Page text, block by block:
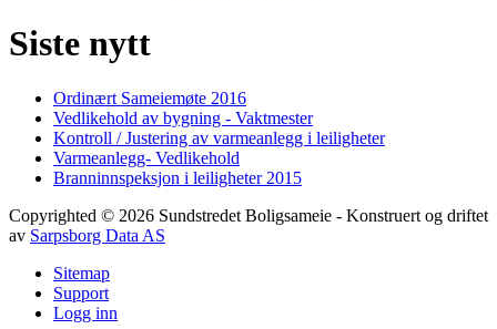
Siste nytt
Ordinært Sameiemøte 2016
Vedlikehold av bygning - Vaktmester
Kontroll / Justering av varmeanlegg i leiligheter
Varmeanlegg- Vedlikehold
Branninnspeksjon i leiligheter 2015
Copyrighted © 2026 Sundstredet Boligsameie - Konstruert og driftet
av Sarpsborg Data AS
Sitemap
Support
Logg inn